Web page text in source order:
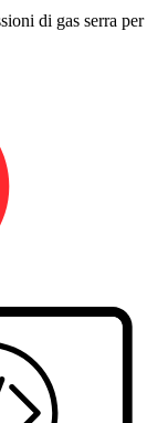
di gas serra per